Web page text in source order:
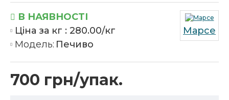
700 грн/упак.
В НАЯВНОСТІ
Ціна за кг : 280.00/кг
Модель: Печиво
Марсе